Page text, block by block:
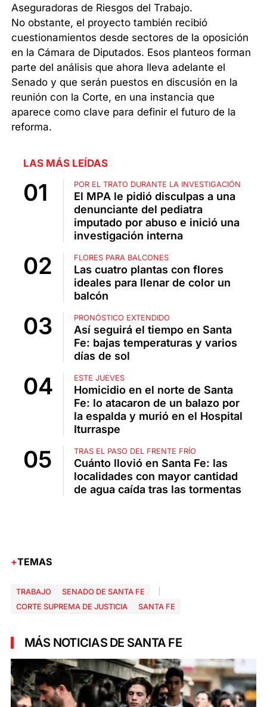
Aseguradoras de Riesgos del Trabajo.
No obstante, el proyecto también recibió
cuestionamientos desde sectores de la oposición
en la Cámara de Diputados. Esos planteos forman
parte del análisis que ahora lleva adelante el
Senado y que serán puestos en discusión en la
reunión con la Corte, en una instancia que
aparece como clave para definir el futuro de la
reforma.
LAS MÁS LEÍDAS
POR EL TRATO DURANTE LA INVESTIGACIÓN
El MPA le pidió disculpas a una
denunciante del pediatra
imputado por abuso e inició una
investigación interna
FLORES PARA BALCONES
Las cuatro plantas con flores
ideales para llenar de color un
balcón
PRONÓSTICO EXTENDIDO
Así seguirá el tiempo en Santa
Fe: bajas temperaturas y varios
días de sol
ESTE JUEVES
Homicidio en el norte de Santa
Fe: lo atacaron de un balazo por
la espalda y murió en el Hospital
Iturraspe
TRAS EL PASO DEL FRENTE FRÍO
Cuánto llovió en Santa Fe: las
localidades con mayor cantidad
de agua caída tras las tormentas
TEMAS
TRABAJO
SENADO DE SANTA FE
CORTE SUPREMA DE JUSTICIA
SANTA FE
MÁS NOTICIAS DE SANTA FE